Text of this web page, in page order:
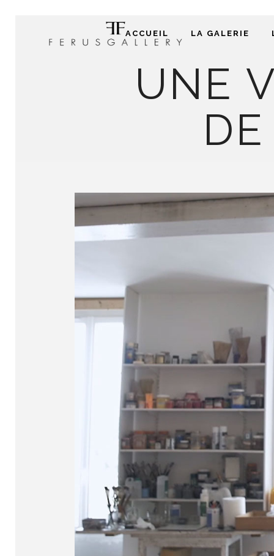
ACCUEIL LA GALERIE
UNE